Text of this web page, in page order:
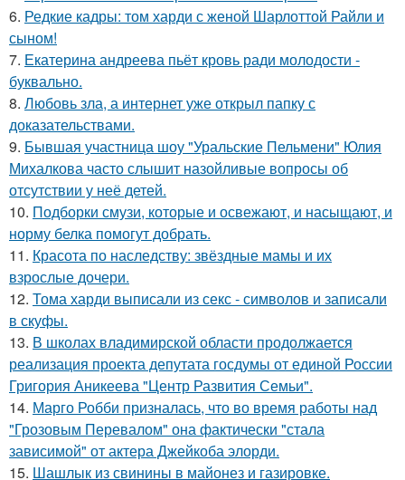
6. Редкие кадры: том харди с женой Шарлоттой Райли и
сыном!
7. Екатерина андреева пьёт кровь ради молодости -
буквально.
8. Любовь зла, а интернет уже открыл папку с
доказательствами.
9. Бывшая участница шоу "Уральские Пельмени" Юлия
Михалкова часто слышит назойливые вопросы об
отсутствии у неё детей.
10. Подборки смузи, которые и освежают, и насыщают, и
норму белка помогут добрать.
11. Красота по наследству: звёздные мамы и их
взрослые дочери.
12. Тома харди выписали из секс - символов и записали
в скуфы.
13. В школах владимирской области продолжается
реализация проекта депутата госдумы от единой России
Григория Аникеева "Центр Развития Семьи".
14. Марго Робби призналась, что во время работы над
"Грозовым Перевалом" она фактически "стала
зависимой" от актера Джейкоба элорди.
15. Шашлык из свинины в майонез и газировке.